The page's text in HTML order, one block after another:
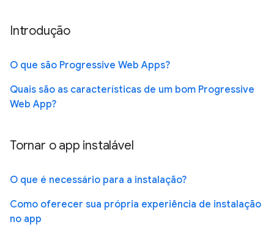
Introdução
O que são Progressive Web Apps?
Quais são as características de um bom Progressive
Web App?
Tornar o app instalável
O que é necessário para a instalação?
Como oferecer sua própria experiência de instalação
no app